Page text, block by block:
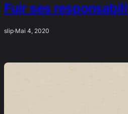
Fuir ses
slip·Mai 4, 2020